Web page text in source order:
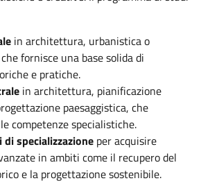
in architettura, urbanistica o
fornisce una base solida di
e pratiche.
in architettura, pianificazione
paesaggistica, che
competenze specialistiche.
specializzazione per acquisire
in ambiti come il recupero del
e la progettazione sostenibile.